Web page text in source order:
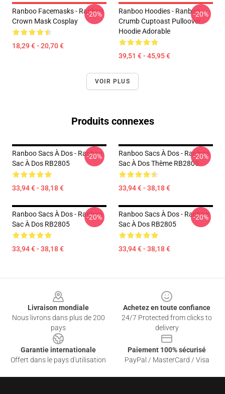
Ranboo Facemasks - Ranboo
Crown Mask Cosplay
18,29 € - 20,70 €
-20%
Ranboo Hoodies - Ranboo
Crumb Cuptoast Pulloover
Hoodie Adorable
39,51 € - 45,95 €
-20%
VOIR PLUS
Produits connexes
Ranboo Sacs À Dos - Ranboo
Sac À Dos RB2805
33,94 € - 38,18 €
-20%
Ranboo Sacs À Dos - Ranboo
Sac À Dos Thème RB2805
33,94 € - 38,18 €
-20%
Ranboo Sacs À Dos - Ranboo
Sac À Dos RB2805
33,94 € - 38,18 €
-20%
Ranboo Sacs À Dos - Ranboo
Sac À Dos RB2805
33,94 € - 38,18 €
-20%
Livraison mondiale
Nous livrons dans plus de 200
pays
Achetez en toute confiance
24/7 Protected from clicks to
delivery
Garantie internationale
Offert dans le pays d'utilisation
Paiement 100% sécurisé
PayPal / MasterCard / Visa